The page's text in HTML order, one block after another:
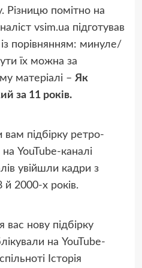
Різницю помітно на
vsim.ua підготував
порівнянням: минуле/
їх можна за
матеріалі – Як
за 11 років.
вам підбірку ретро-
на YouTube-каналі
увійшли кадри з
2000-х років.
нову підбірку
на YouTube-
Історія